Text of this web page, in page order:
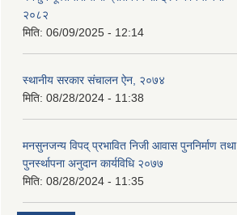
२०८२
मिति: 06/09/2025 - 12:14
स्थानीय सरकार संचालन ऐन, २०७४
मिति: 08/28/2024 - 11:38
मनसुनजन्य विपद् प्रभावित निजी आवास पुननिर्माण तथा
पुनर्स्थापना अनुदान कार्यविधि २०७७
मिति: 08/28/2024 - 11:35